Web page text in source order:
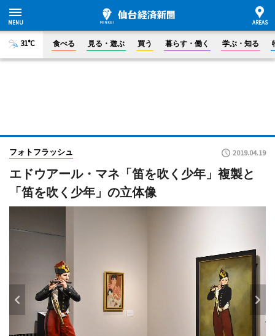
31°C 食べる 見る・遊ぶ 買う 暮らす・働く 学ぶ・知る
フォトフラッシュ 2019.04.19
エドウアール・マネ「笛を吹く少年」複製と
「笛を吹く少年」の立体像